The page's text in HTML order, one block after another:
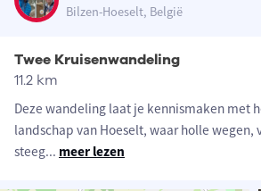
Bilzen-Hoeselt, België
Twee Kruisenwandeling
11.2 km
Deze wandeling laat je kennismaken met
landschap van Hoeselt, waar holle wegen,
steeg... meer lezen